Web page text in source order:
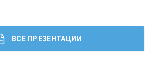
ВСЕ ПРЕЗЕНТАЦИИ